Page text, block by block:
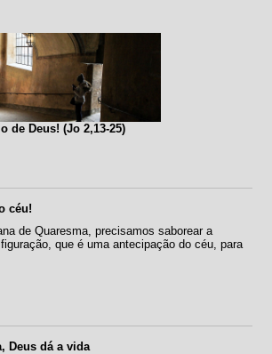
de Deus! (Jo 2,13-25)
céu!
de Quaresma, precisamos saborear a
que é uma antecipação do céu, para
Deus dá a vida